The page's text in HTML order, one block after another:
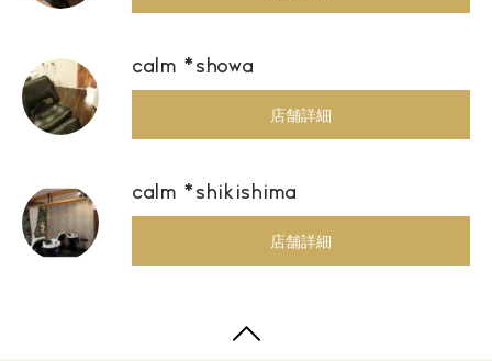
calm *showa
店舗詳細
calm *shikishima
店舗詳細